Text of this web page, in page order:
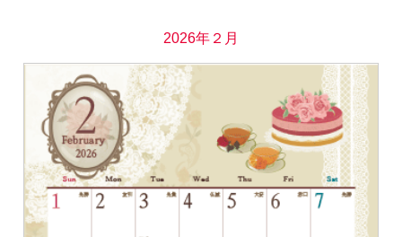
2026年２月